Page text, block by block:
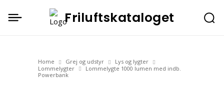
Friluftskataloget
Home Grej og udstyr
Lys og lygter
Lommelygter
Lommelygte 1000 lumen med indb.
Powerbank